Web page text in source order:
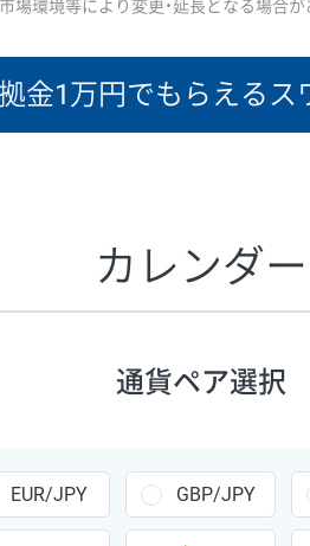
場環境等により変更・延長となる場合が
金1万円でもらえるス
あたりの
ポイント
170円
カレンダー
通貨ペア選択
EUR/JPY GBP/JPY